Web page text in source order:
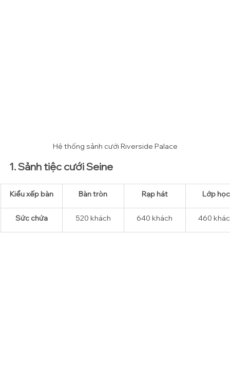
Hệ thống sảnh cưới Riverside Palace
1. Sảnh tiệc cưới Seine
Kiểu xếp bàn ​Bàn tròn Rạp hát Lớp học
Sức chứa 520 khách 640 khách 460